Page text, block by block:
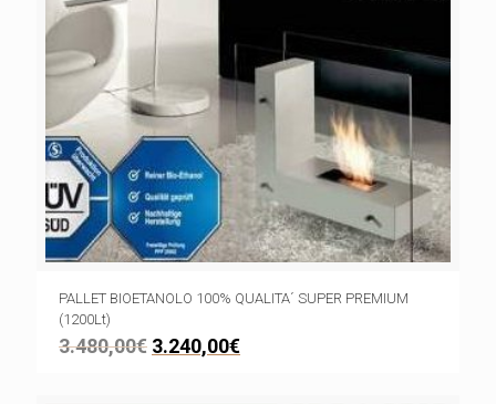
PALLET BIOETANOLO 100% QUALITA´ SUPER PREMIUM
(1200Lt)
3.480,00€ 3.240,00€